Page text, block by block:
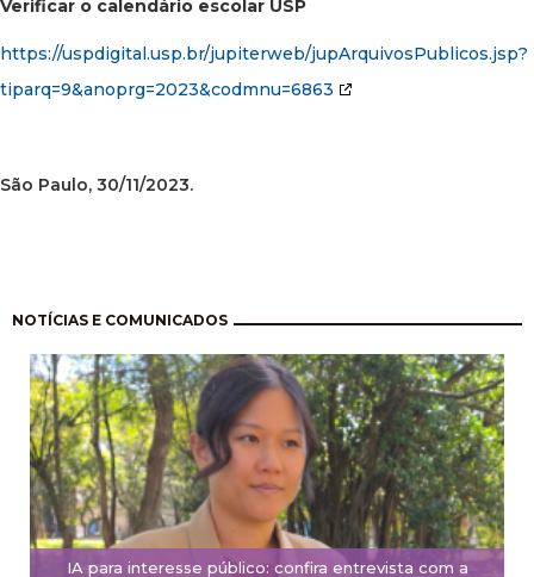
Verificar o calendário escolar USP
https://uspdigital.usp.br/jupiterweb/jupArquivosPublicos.jsp?
tiparq=9&anoprg=2023&codmnu=6863
São Paulo, 30/11/2023.
NOTÍCIAS E COMUNICADOS
IA para interesse público: confira entrevista com a
Paginação